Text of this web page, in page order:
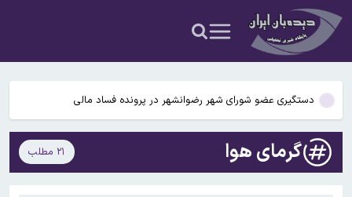
شیائومی
ستاره پرسپولیس به پیکان پیوست
نماینده مجلس: عاملان جنایات جنگی و کسانی که زیرساخت‌، رهبر و مردم
را هدف قرار دادند مجازات می کنیم
دستگیری عضو شورای شهر رضوانشهر در پرونده فساد مالی
حاجی‌دلیگانی، نماینده مجلس: مجلس اجازه تصویب کنوانسیون دریای
خزر را نمی‌دهد
ردمی ۱۷C ۵G معرفی شد/ نسخه تغییرنام‌یافته یک گوشی قدیمی‌تر
گرمای هوا ۲۱ مطلب